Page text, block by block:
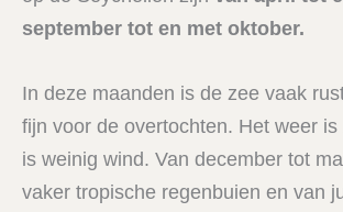
september tot en met oktober.
In deze maanden is de zee vaak
fijn voor de overtochten. Het weer
is weinig wind. Van december tot
vaker tropische regenbuien en van